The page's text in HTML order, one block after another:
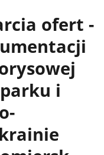
ofert -
i